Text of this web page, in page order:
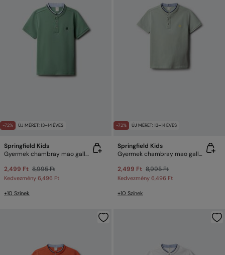
-72% ÚJ MÉRET: 13–14 ÉVES
Springfield Kids
Gyermek chambray mao galléros póló
2,499 Ft 8,995 Ft
Kedvezmény 6,496 Ft
+10 Színek
-72% ÚJ MÉRET: 13–14 ÉVES
Springfield Kids
Gyermek chambray mao galléros póló
2,499 Ft 8,995 Ft
Kedvezmény 6,496 Ft
+10 Színek